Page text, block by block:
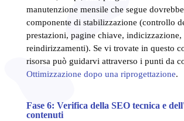
manutenzione mensile che segue
componente di stabilizzazione (controllo
prestazioni, pagine chiave, indicizzazione,
reindirizzamenti). Se vi trovate in questo
risorsa può guidarvi attraverso i punti da
Ottimizzazione dopo una riprogettazione.
Fase 6: Verifica della SEO tecnica e
contenuti